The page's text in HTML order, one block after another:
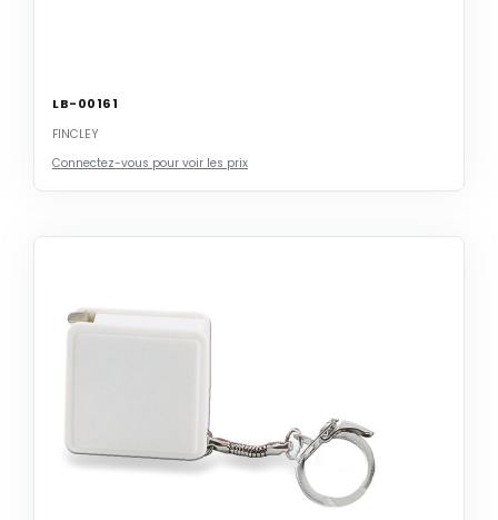
LB-00161
FINCLEY
Connectez-vous pour voir les prix